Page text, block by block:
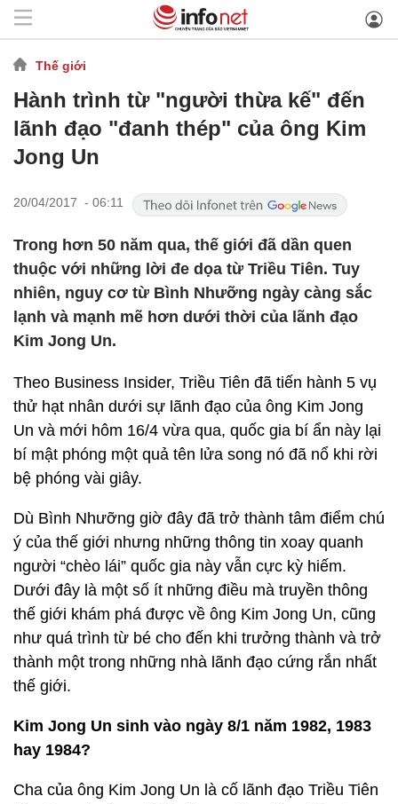
Thế giới
Hành trình từ "người thừa kế" đến
lãnh đạo "đanh thép" của ông Kim
Jong Un
20/04/2017 - 06:11
Trong hơn 50 năm qua, thế giới đã dần quen
thuộc với những lời đe dọa từ Triều Tiên. Tuy
nhiên, nguy cơ từ Bình Nhưỡng ngày càng sắc
lạnh và mạnh mẽ hơn dưới thời của lãnh đạo
Kim Jong Un.
Theo Business Insider, Triều Tiên đã tiến hành 5 vụ
thử hạt nhân dưới sự lãnh đạo của ông Kim Jong
Un và mới hôm 16/4 vừa qua, quốc gia bí ẩn này lại
bí mật phóng một quả tên lửa song nó đã nổ khi rời
bệ phóng vài giây.
Dù Bình Nhưỡng giờ đây đã trở thành tâm điểm chú
ý của thế giới nhưng những thông tin xoay quanh
người “chèo lái” quốc gia này vẫn cực kỳ hiếm.
Dưới đây là một số ít những điều mà truyền thông
thế giới khám phá được về ông Kim Jong Un, cũng
như quá trình từ bé cho đến khi trưởng thành và trở
thành một trong những nhà lãnh đạo cứng rắn nhất
thế giới.
Kim Jong Un sinh vào ngày 8/1 năm 1982, 1983
hay 1984?
Cha của ông Kim Jong Un là cố lãnh đạo Triều Tiên